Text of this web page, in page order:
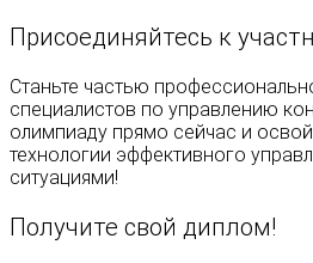
Присоединяйтесь к
Станьте частью
специалистов по управлению
олимпиаду прямо сейчас и
технологии эффективного
ситуациями!
Получите свой диплом!